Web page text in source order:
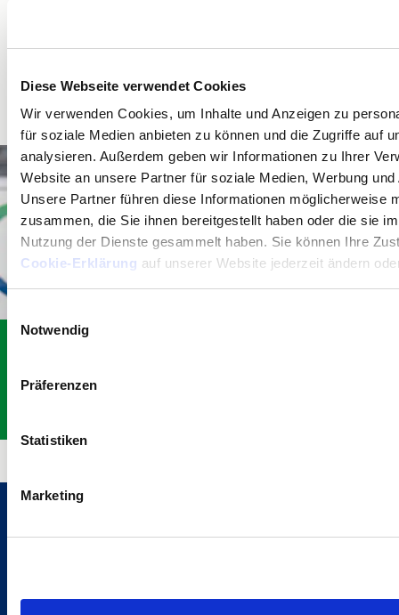
Diese Webseite verwendet Cookies
Wir verwenden Cookies, um Inhalte und Anzeigen zu
für soziale Medien anbieten zu können und die Zugriffe auf
analysieren. Außerdem geben wir Informationen zu Ihrer
Website an unsere Partner für soziale Medien, Werbung
Unsere Partner führen diese Informationen möglicherweise
zusammen, die Sie ihnen bereitgestellt haben oder die sie
Nutzung der Dienste gesammelt haben. Sie können Ihre
Cookie-Erklärung auf unserer Website jederzeit ändern
Notwendig
Präferenzen
Statistiken
Marketing
Job mit Zukunft gesucht?